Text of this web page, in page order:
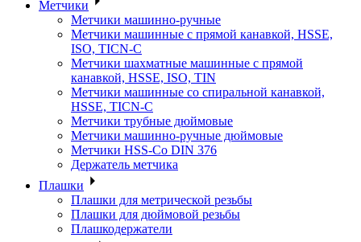
Метчики
Метчики машинно-ручные
Метчики машинные с прямой канавкой, HSSE,
ISO, TICN-C
Метчики шахматные машинные с прямой
канавкой, HSSE, ISO, TIN
Метчики машинные со спиральной канавкой,
HSSE, TICN-C
Метчики трубные дюймовые
Метчики машинно-ручные дюймовые
Метчики HSS-Co DIN 376
Держатель метчика
Плашки
Плашки для метрической резьбы
Плашки для дюймовой резьбы
Плашкодержатели